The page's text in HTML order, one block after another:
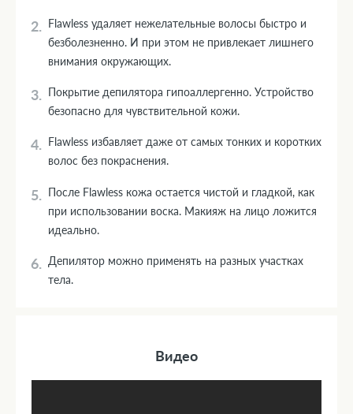
Flawless удаляет нежелательные волосы быстро и
безболезненно. И при этом не привлекает лишнего
внимания окружающих.
Покрытие депилятора гипоаллергенно. Устройство
безопасно для чувствительной кожи.
Flawless избавляет даже от самых тонких и коротких
волос без покраснения.
После Flawless кожа остается чистой и гладкой, как
при использовании воска. Макияж на лицо ложится
идеально.
Депилятор можно применять на разных участках
тела.
Видео